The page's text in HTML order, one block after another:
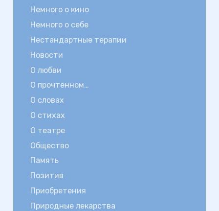
Немного о кино
Немного о себе
Нестандартные терапии
Новости
О любви
О прочтенном…
О словах
О стихах
О театре
Общество
Память
Позитив
Приобретения
Природные лекарства